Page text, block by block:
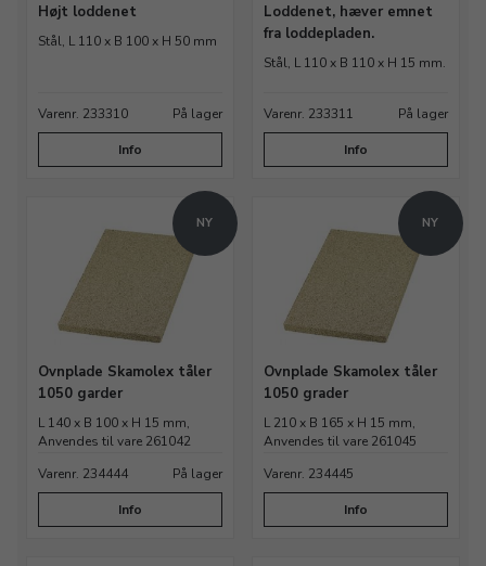
Højt loddenet
Stål, L 110 x B 100 x H 50 mm
Varenr. 233310 På lager
Info
Loddenet, hæver emnet
fra loddepladen.
Stål, L 110 x B 110 x H 15 mm.
Varenr. 233311 På lager
Info
NY
Ovnplade Skamolex tåler
1050 garder
L 140 x B 100 x H 15 mm,
Anvendes til vare 261042
Varenr. 234444
På lager
Info
NY
Ovnplade Skamolex tåler
1050 grader
L 210 x B 165 x H 15 mm,
Anvendes til vare 261045
Varenr. 234445
Info